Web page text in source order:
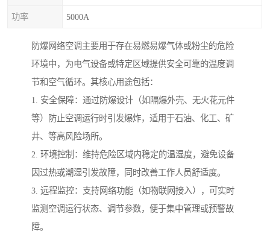
功率 5000A
防爆网络空调主要用于存在易燃易爆气体或粉尘的危险
环境中，为电气设备或特定区域提供安全可靠的温度调
节和空气循环。其核心用途包括：
1. 安全保障：通过防爆设计（如隔爆外壳、无火花元件
等）防止空调运行时引发爆炸，适用于石油、化工、矿
井、等高风险场所。
2. 环境控制：维持危险区域内稳定的温湿度，避免设备
因过热或潮湿引发故障，同时改善工作人员舒适度。
3. 远程监控：支持网络功能（如物联网接入），可实时
监测空调运行状态、调节参数，便于集中管理或预警故
障。